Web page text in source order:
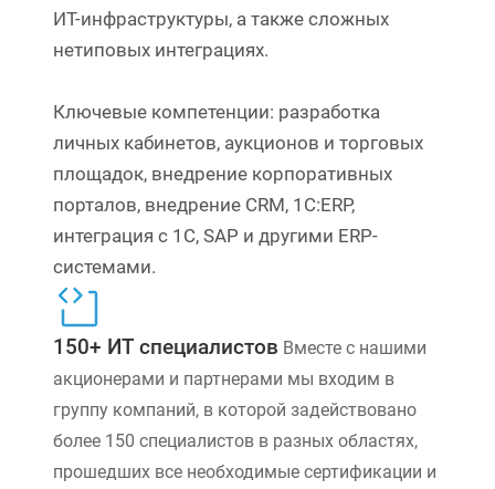
ИТ-инфраструктуры, а также сложных
нетиповых интеграциях.
Ключевые компетенции: разработка
личных кабинетов, аукционов и торговых
площадок, внедрение корпоративных
порталов, внедрение CRM, 1С:ERP,
интеграция с 1С, SAP и другими ERP-
системами.
150+ ИТ специалистов Вместе с нашими
акционерами и партнерами мы входим в
группу компаний, в которой задействовано
более 150 специалистов в разных областях,
прошедших все необходимые сертификации и